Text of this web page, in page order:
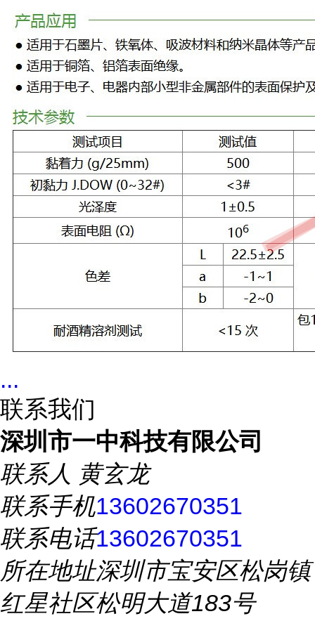
...
联系我们
深圳市一中科技有限公司
联系人 黄玄龙
联系手机13602670351
联系电话13602670351
所在地址深圳市宝安区松岗镇
红星社区松明大道183号